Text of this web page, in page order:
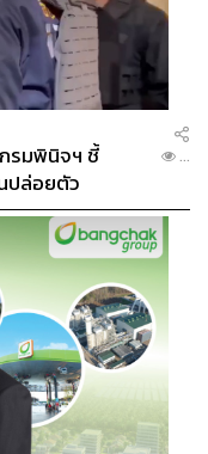
รมพินิจฯ ชี้
ปล่อยตัว
...